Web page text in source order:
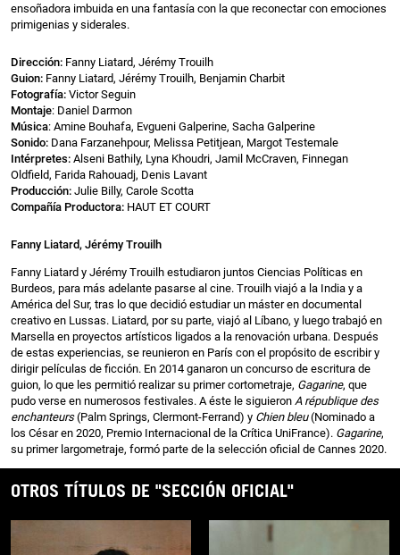
ensoñadora imbuida en una fantasía con la que reconectar con emociones
primigenias y siderales.
Dirección: Fanny Liatard, Jérémy Trouilh
Guion: Fanny Liatard, Jérémy Trouilh, Benjamin Charbit
Fotografía: Victor Seguin
Montaje: Daniel Darmon
Música: Amine Bouhafa, Evgueni Galperine, Sacha Galperine
Sonido: Dana Farzanehpour, Melissa Petitjean, Margot Testemale
Intérpretes: Alseni Bathily, Lyna Khoudri, Jamil McCraven, Finnegan
Oldfield, Farida Rahouadj, Denis Lavant
Producción: Julie Billy, Carole Scotta
Compañía Productora: HAUT ET COURT
Fanny Liatard, Jérémy Trouilh
Fanny Liatard y Jérémy Trouilh estudiaron juntos Ciencias Políticas en
Burdeos, para más adelante pasarse al cine. Trouilh viajó a la India y a
América del Sur, tras lo que decidió estudiar un máster en documental
creativo en Lussas. Liatard, por su parte, viajó al Líbano, y luego trabajó en
Marsella en proyectos artísticos ligados a la renovación urbana. Después
de estas experiencias, se reunieron en París con el propósito de escribir y
dirigir películas de ficción. En 2014 ganaron un concurso de escritura de
guion, lo que les permitió realizar su primer cortometraje, Gagarine, que
pudo verse en numerosos festivales. A éste le siguieron A république des
enchanteurs(Palm Springs, Clermont-Ferrand) y Chien bleu(Nominado a
los César en 2020, Premio Internacional de la Crítica UniFrance). Gagarine,
su primer largometraje, formó parte de la selección oficial de Cannes 2020.
OTROS TÍTULOS DE "SECCIÓN OFICIAL"